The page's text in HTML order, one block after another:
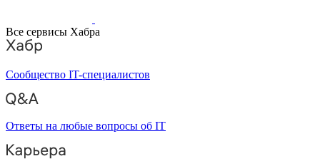
Все сервисы Хабра
Сообщество IT-специалистов
Ответы на любые вопросы об IT